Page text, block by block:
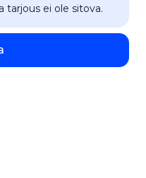
tarjous ei ole sitova.